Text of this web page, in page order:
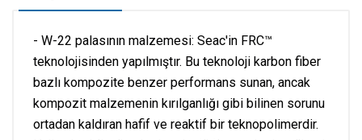
- W-22 palasının malzemesi: Seac'in FRC™
teknolojisinden yapılmıştır. Bu teknoloji karbon fiber
bazlı kompozite benzer performans sunan, ancak
kompozit malzemenin kırılganlığı gibi bilinen sorunu
ortadan kaldıran hafif ve reaktif bir teknopolimerdir.